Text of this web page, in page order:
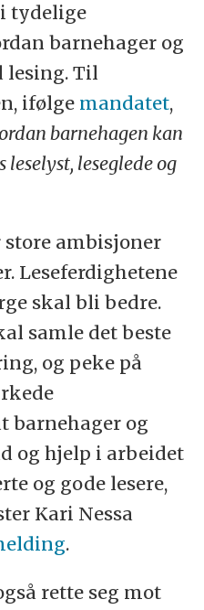
tydelige
barnehager og
lesing. Til
ifølge mandatet,
barnehagen kan
leseglede og
ambisjoner
Leseferdighetene
skal bli bedre.
samle det beste
og peke på
barnehager og
og hjelp i arbeidet
og gode lesere,
Kari Nessa
.
rette seg mot